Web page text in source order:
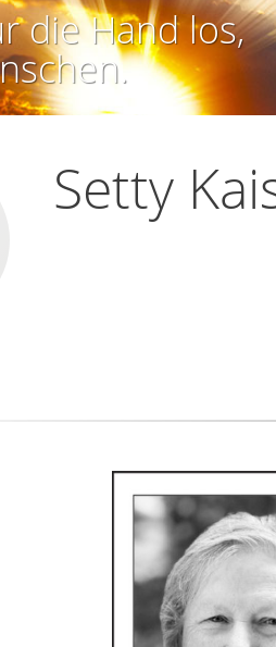
die Hand los,
Setty